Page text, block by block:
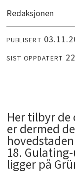
Redaksjonen
PUBLISERT
SIST OPPDATERT
Her tilbyr de
er dermed
18.
ligger på